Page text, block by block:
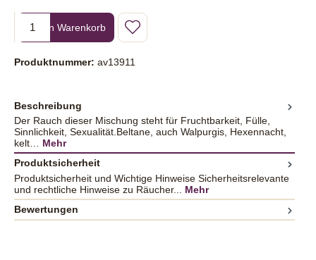
Produkt Anzahl: Gib den gewünschten Wert ein oder benutze die
In den Warenkorb
Produktnummer: av13911
Beschreibung
Der Rauch dieser Mischung steht für Fruchtbarkeit, Fülle,
Sinnlichkeit, Sexualität.Beltane, auch Walpurgis, Hexennacht,
kelt… Mehr
Produktsicherheit
Produktsicherheit und Wichtige Hinweise Sicherheitsrelevante
und rechtliche Hinweise zu Räucher... Mehr
Bewertungen